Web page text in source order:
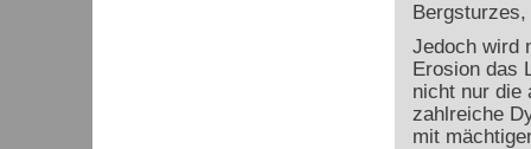
Jedoch wird
Erosion das
nicht nur die
zahlreiche
mit